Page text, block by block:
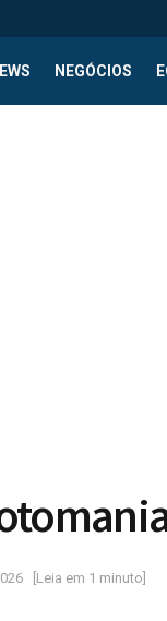
NEGÓCIOS
[Leia em 1 minuto]